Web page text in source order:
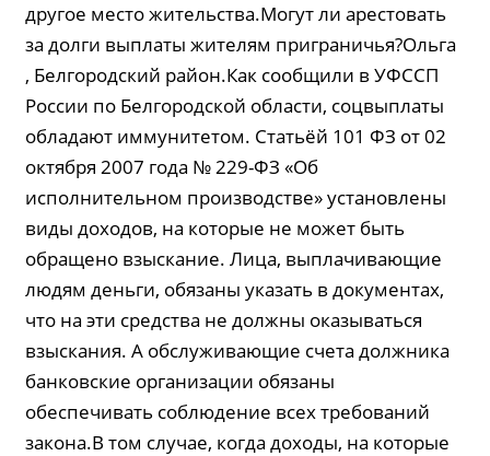
другое место жительства.Могут ли арестовать
за долги выплаты жителям приграничья?Ольга
, Белгородский район.Как сообщили в УФССП
России по Белгородской области, соцвыплаты
обладают иммунитетом. Статьёй 101 ФЗ от 02
октября 2007 года № 229-ФЗ «Об
исполнительном производстве» установлены
виды доходов, на которые не может быть
обращено взыскание. Лица, выплачивающие
людям деньги, обязаны указать в документах,
что на эти средства не должны оказываться
взыскания. А обслуживающие счета должника
банковские организации обязаны
обеспечивать соблюдение всех требований
закона.В том случае, когда доходы, на которые